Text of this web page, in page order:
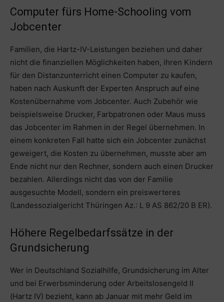
Computer fürs Home-Schooling vom
Jobcenter
Familien, die Hartz-IV-Leistungen beziehen und daher
nicht die finanziellen Möglichkeiten haben, ihren Kindern
für den Distanzunterricht einen Computer zu kaufen,
haben nach Auskunft der Experten Anspruch auf eine
Kostenübernahme vom Jobcenter. Auch Zubehör wie
beispielsweise Drucker, Farbpatronen oder Maus muss
das Jobcenter im Rahmen in der Regel übernehmen. In
einem konkreten Fall hatte sich ein Jobcenter zunächst
geweigert, die Kosten zu übernehmen, musste aber am
Ende nicht nur den Rechner, sondern auch einen Drucker
bezahlen. Allerdings nicht das von der Familie
ausgesuchte Modell, sondern ein preiswerteres
(Landessozialgericht Thüringen Az.: L 9 AS 862/20 B ER).
Höhere Regelbedarfssätze in der
Grundsicherung
Wer in Deutschland Sozialhilfe, Grundsicherung im Alter
und bei Erwerbsminderung oder Arbeitslosengeld II
(Hartz IV) bezieht, kann ab Januar mit mehr Geld im